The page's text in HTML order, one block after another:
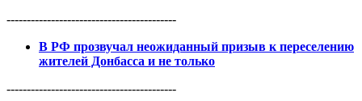
------------------------------------------
В РФ прозвучал неожиданный призыв к переселению
жителей Донбасса и не только
------------------------------------------